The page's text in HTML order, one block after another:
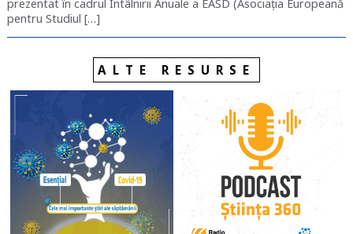
prezentat în cadrul Întâlnirii Anuale a EASD (Asociaţia Europeană
pentru Studiul […]
ALTE RESURSE